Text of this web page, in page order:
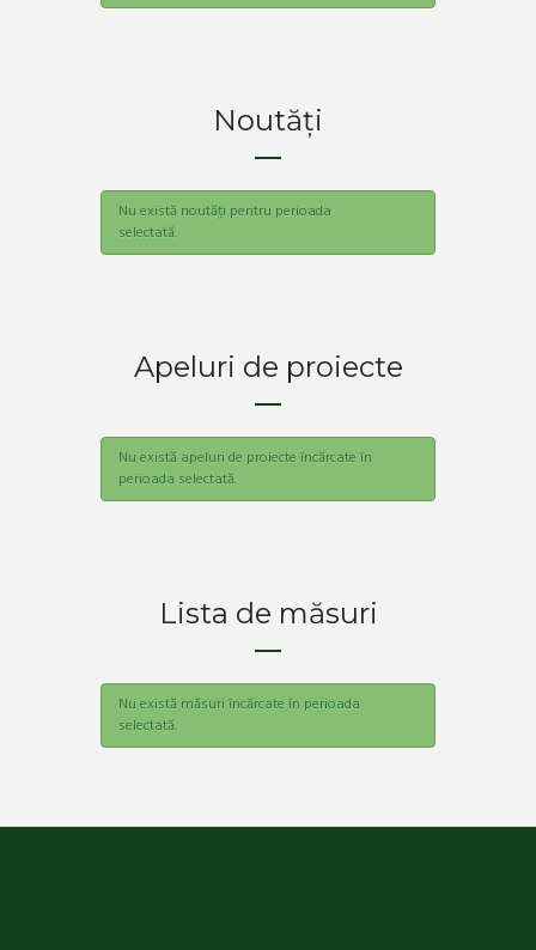
Noutăți
Nu există noutăți pentru perioada
selectată.
Apeluri de proiecte
Nu există apeluri de proiecte încărcate în
perioada selectată.
Lista de măsuri
Nu există măsuri încărcate în perioada
selectată.